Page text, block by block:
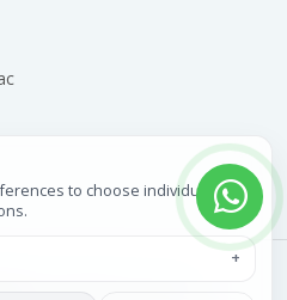
. All Rights Reserved
to choose individual